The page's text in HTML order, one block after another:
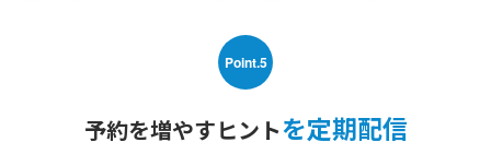
Point.5
予約を増やすヒントを定期配信